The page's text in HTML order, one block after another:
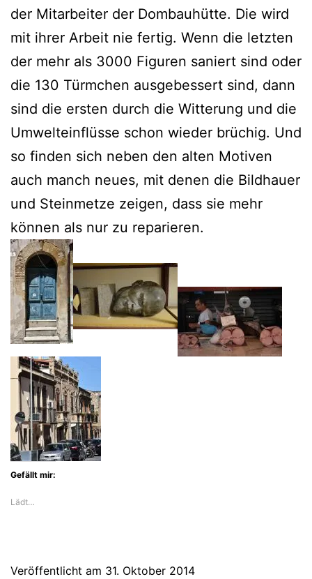
der Mitarbeiter der Dombauhütte. Die wird
mit ihrer Arbeit nie fertig. Wenn die letzten
der mehr als 3000 Figuren saniert sind oder
die 130 Türmchen ausgebessert sind, dann
sind die ersten durch die Witterung und die
Umwelteinflüsse schon wieder brüchig. Und
so finden sich neben den alten Motiven
auch manch neues, mit denen die Bildhauer
und Steinmetze zeigen, dass sie mehr
können als nur zu reparieren.
Gefällt mir:
Lädt…
Veröffentlicht am 31. Oktober 2014